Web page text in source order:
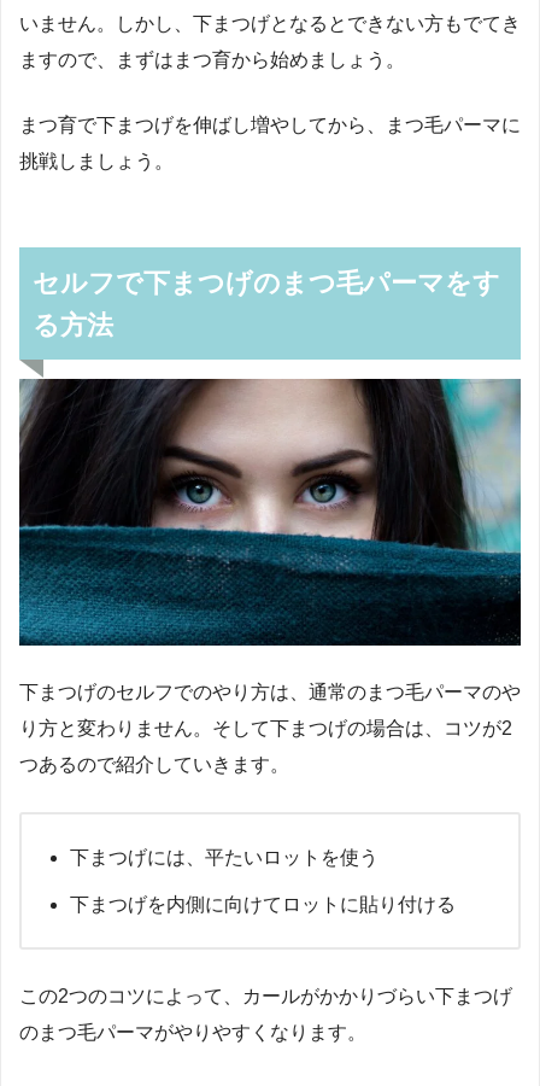
いません。しかし、下まつげとなるとできない方もでてき
ますので、まずはまつ育から始めましょう。
まつ育で下まつげを伸ばし増やしてから、まつ毛パーマに
挑戦しましょう。
セルフで下まつげのまつ毛パーマをす
る方法
下まつげのセルフでのやり方は、通常のまつ毛パーマのや
り方と変わりません。そして下まつげの場合は、コツが2
つあるので紹介していきます。
下まつげには、平たいロットを使う
下まつげを内側に向けてロットに貼り付ける
この2つのコツによって、カールがかかりづらい下まつげ
のまつ毛パーマがやりやすくなります。